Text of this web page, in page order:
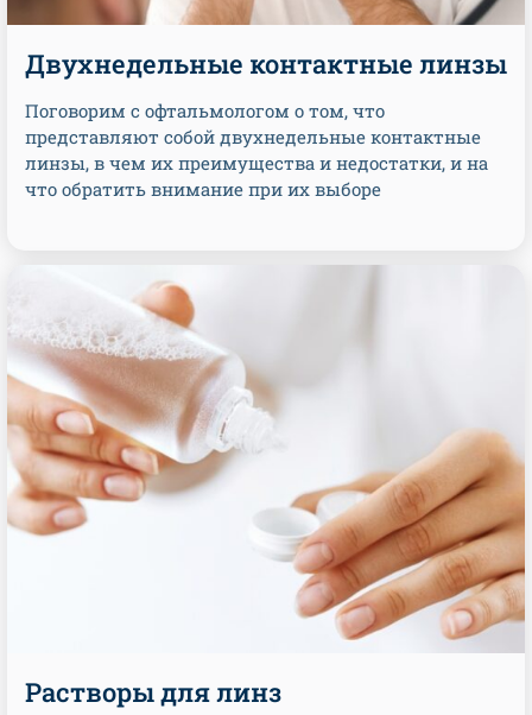
Двухнедельные контактные линзы
Поговорим с офтальмологом о том, что
представляют собой двухнедельные контактные
линзы, в чем их преимущества и недостатки, и на
что обратить внимание при их выборе
Растворы для линз